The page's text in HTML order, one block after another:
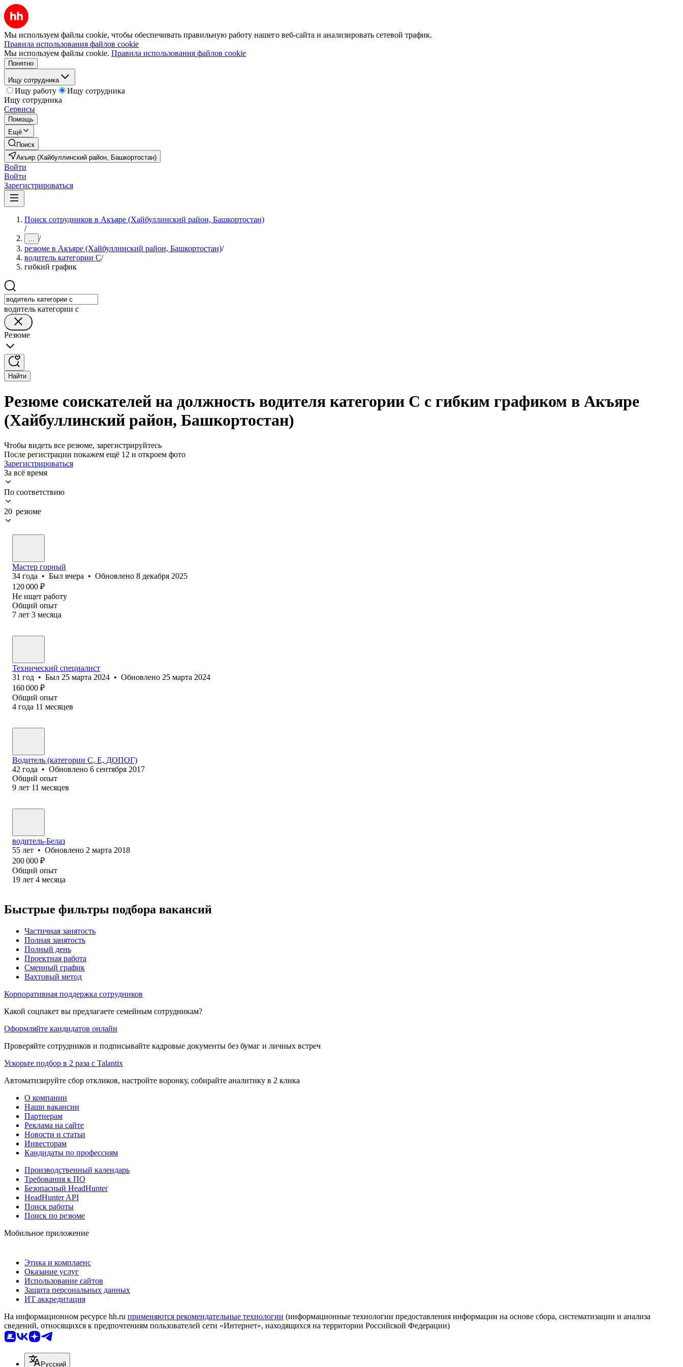
Мы используем файлы cookie, чтобы обеспечивать правильную работу нашего веб-сайта и анализировать сетевой трафик.
Правила использования файлов cookie
Мы используем файлы cookie. Правила использования файлов cookie
Понятно
Ищу сотрудника
Ищу работу
Ищу сотрудника
Ищу сотрудника
Сервисы
Помощь
Ещё
Поиск
Акъяр (Хайбуллинский район, Башкортостан)
Войти
Войти
Зарегистрироваться
Поиск сотрудников в Акъяре (Хайбуллинский район, Башкортостан)
/
... /
резюме в Акъяре (Хайбуллинский район, Башкортостан)/
водитель категории C/
гибкий график
водитель категории c
Резюме
Найти
Резюме соискателей на должность водителя категории C с гибким графиком в Акъяре
(Хайбуллинский район, Башкортостан)
Чтобы видеть все резюме, зарегистрируйтесь
После регистрации покажем ещё 12 и откроем фото
Зарегистрироваться
За всё время
По соответствию
20 резюме
Мастер горный
34 года • Был вчера • Обновлено 8 декабря 2025
120 000 ₽
Не ищет работу
Общий опыт
7 лет 3 месяца
Технический специалист
31 год • Был 25 марта 2024 • Обновлено 25 марта 2024
160 000 ₽
Общий опыт
4 года 11 месяцев
Водитель (категории С, Е, ДОПОГ)
42 года • Обновлено 6 сентября 2017
Общий опыт
9 лет 11 месяцев
водитель-Белаз
55 лет • Обновлено 2 марта 2018
200 000 ₽
Общий опыт
19 лет 4 месяца
Быстрые фильтры подбора вакансий
Частичная занятость
Полная занятость
Полный день
Проектная работа
Сменный график
Вахтовый метод
Корпоративная поддержка сотрудников
Какой соцпакет вы предлагаете семейным сотрудникам?
Оформляйте кандидатов онлайн
Проверяйте сотрудников и подписывайте кадровые документы без бумаг и личных встреч
Ускорьте подбор в 2 раза с Talantix
Автоматизируйте сбор откликов, настройте воронку, собирайте аналитику в 2 клика
О компании
Наши вакансии
Партнерам
Реклама на сайте
Новости и статьи
Инвесторам
Кандидаты по профессиям
Производственный календарь
Требования к ПО
Безопасный HeadHunter
HeadHunter API
Поиск работы
Поиск по резюме
Мобильное приложение
Этика и комплаенс
Оказание услуг
Использование сайтов
Защита персональных данных
ИТ аккредитация
На информационном ресурсе hh.ru применяются рекомендательные технологии (информационные технологии предоставления информации на основе сбора, систематизации и анализа
сведений, относящихся к предпочтениям пользователей сети «Интернет», находящихся на территории Российской Федерации)
Русский